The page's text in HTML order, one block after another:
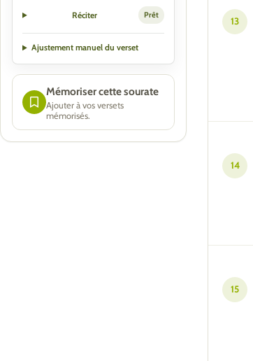
Réciter Prêt
Ajustement manuel du verset
Mémoriser cette sourate
Ajouter à vos versets
mémorisés.
13
14
15